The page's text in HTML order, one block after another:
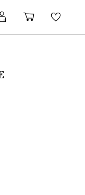
Iniciar
sessão
Carrinho
de